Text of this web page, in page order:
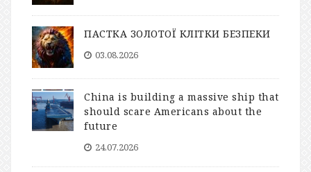
ПАСТКА ЗОЛОТОЇ КЛІТКИ БЕЗПЕКИ
03.08.2026
China is building a massive ship that
should scare Americans about the
future
24.07.2026